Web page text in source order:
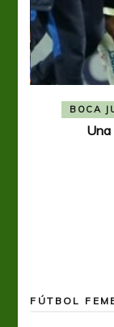
BOCA
FÚTBOL